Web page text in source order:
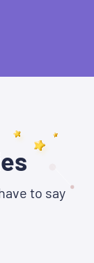
to say